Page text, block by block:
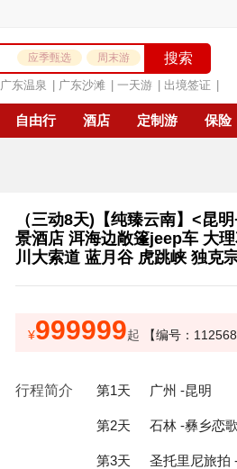
应季甄选 周末游 搜索
广东温泉 广东沙滩 一天游 出境签证
自由行 酒店 定制游 保险
（三动8天)【纯臻云南】<昆
景酒店 洱海边敞篷jeep车 大
川大索道 蓝月谷 虎跳峡 独克
¥999999起 【编号：112568
行程简介 第1天 广州 -昆明
第2天 石林 -彝乡恋
第3天 圣托里尼旅拍